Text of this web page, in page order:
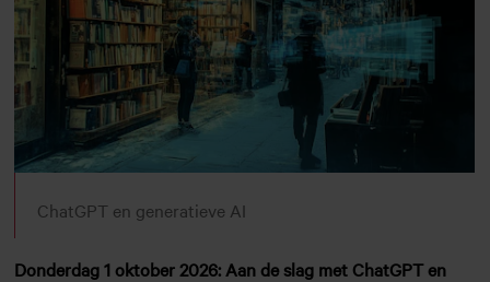
ChatGPT en generatieve AI
Donderdag 1 oktober 2026: Aan de slag met ChatGPT en